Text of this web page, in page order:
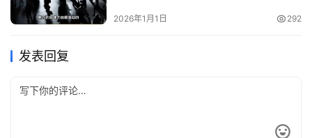
2026年1月1日 292
发表回复